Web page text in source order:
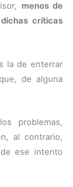
menos de
críticas
la de enterrar
de alguna
problemas,
al contrario,
ese intento